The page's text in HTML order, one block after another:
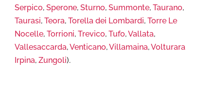
Serpico, Sperone, Sturno, Summonte, Taurano,
Taurasi, Teora, Torella dei Lombardi, Torre Le
Nocelle, Torrioni, Trevico, Tufo,Vallata,
Vallesaccarda,Venticano,Villamaina,Volturara
Irpina, Zungoli).